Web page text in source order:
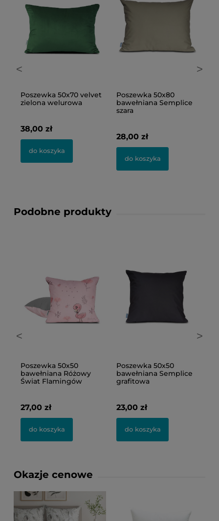
<
Poszewka 50x70 velvet
zielona welurowa
38,00 zł
do koszyka
Poszewka 50x80
bawełniana Semplice
szara
28,00 zł
do koszyka
>
Podobne produkty
<
Poszewka 50x50
bawełniana Różowy
Świat Flamingów
27,00 zł
do koszyka
Poszewka 50x50
bawełniana Semplice
grafitowa
23,00 zł
do koszyka
>
Okazje cenowe